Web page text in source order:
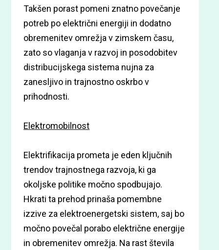
Takšen porast pomeni znatno povečanje
potreb po električni energiji in dodatno
obremenitev omrežja v zimskem času,
zato so vlaganja v razvoj in posodobitev
distribucijskega sistema nujna za
zanesljivo in trajnostno oskrbo v
prihodnosti.
Elektromobilnost
Elektrifikacija prometa je eden ključnih
trendov trajnostnega razvoja, ki ga
okoljske politike močno spodbujajo.
Hkrati ta prehod prinaša pomembne
izzive za elektroenergetski sistem, saj bo
močno povečal porabo električne energije
in obremenitev omrežja. Na rast števila